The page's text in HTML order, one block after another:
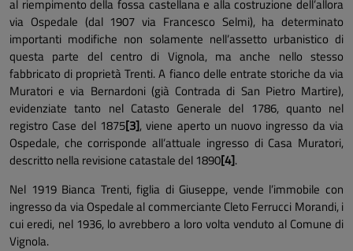
al riempimento della fossa castellana e alla costruzione dell’allora
via Ospedale (dal 1907 via Francesco Selmi), ha determinato
importanti modifiche non solamente nell’assetto urbanistico di
questa parte del centro di Vignola, ma anche nello stesso
fabbricato di proprietà Trenti. A fianco delle entrate storiche da via
Muratori e via Bernardoni (già Contrada di San Pietro Martire),
evidenziate tanto nel Catasto Generale del 1786, quanto nel
registro Case del 1875[3], viene aperto un nuovo ingresso da via
Ospedale, che corrisponde all’attuale ingresso di Casa Muratori,
descritto nella revisione catastale del 1890[4].
Nel 1919 Bianca Trenti, figlia di Giuseppe, vende l’immobile con
ingresso da via Ospedale al commerciante Cleto Ferrucci Morandi, i
cui eredi, nel 1936, lo avrebbero a loro volta venduto al Comune di
Vignola.